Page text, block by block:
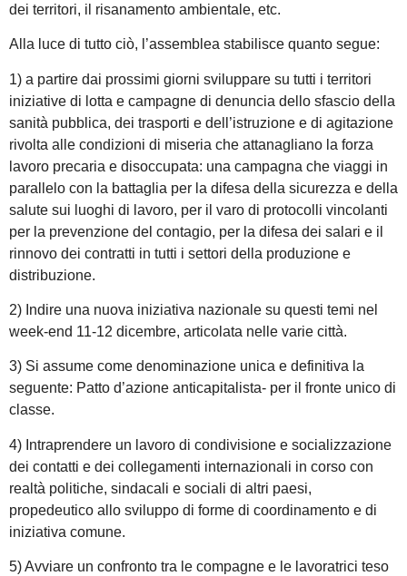
dei territori, il risanamento ambientale, etc.
Alla luce di tutto ciò, l’assemblea stabilisce quanto segue:
1) a partire dai prossimi giorni sviluppare su tutti i territori
iniziative di lotta e campagne di denuncia dello sfascio della
sanità pubblica, dei trasporti e dell’istruzione e di agitazione
rivolta alle condizioni di miseria che attanagliano la forza
lavoro precaria e disoccupata: una campagna che viaggi in
parallelo con la battaglia per la difesa della sicurezza e della
salute sui luoghi di lavoro, per il varo di protocolli vincolanti
per la prevenzione del contagio, per la difesa dei salari e il
rinnovo dei contratti in tutti i settori della produzione e
distribuzione.
2) Indire una nuova iniziativa nazionale su questi temi nel
week-end 11-12 dicembre, articolata nelle varie città.
3) Si assume come denominazione unica e definitiva la
seguente: Patto d’azione anticapitalista- per il fronte unico di
classe.
4) Intraprendere un lavoro di condivisione e socializzazione
dei contatti e dei collegamenti internazionali in corso con
realtà politiche, sindacali e sociali di altri paesi,
propedeutico allo sviluppo di forme di coordinamento e di
iniziativa comune.
5) Avviare un confronto tra le compagne e le lavoratrici teso